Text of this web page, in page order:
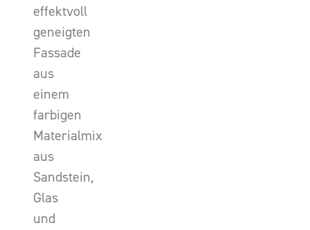
effektvoll
geneigten
Fassade
aus
einem
farbigen
Materialmix
aus
Sandstein,
Glas
und